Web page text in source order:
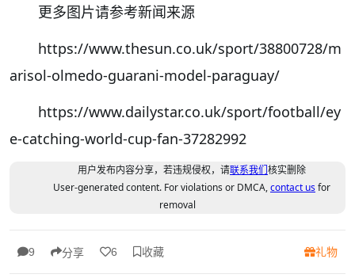
更多图片请参考新闻来源
https://www.thesun.co.uk/sport/38800728/m
arisol-olmedo-guarani-model-paraguay/
https://www.dailystar.co.uk/sport/football/ey
e-catching-world-cup-fan-37282992
用户发布内容分享，若违规侵权，请联系我们核实删除
User-generated content. For violations or DMCA,contact usfor
removal
9 分享 6 收藏 礼物